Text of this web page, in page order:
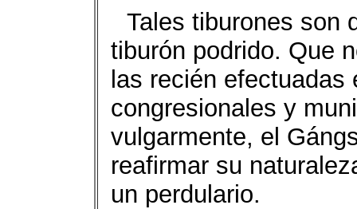
Tales tiburones son
tiburón podrido. Que
las recién
congresionales y
vulgarmente, el
reafirmar su
un perdulario.